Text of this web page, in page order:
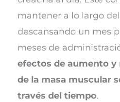
mantener a lo largo
descansando un mes
meses de
efectos de aumento
de la masa muscular
través del tiempo.